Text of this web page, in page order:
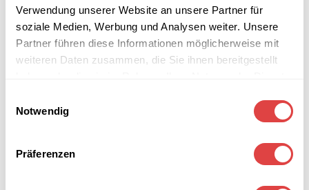
Verwendung unserer Website an unsere Partner für
soziale Medien, Werbung und Analysen weiter. Unsere
Partner führen diese Informationen möglicherweise mit
weiteren Daten zusammen, die Sie ihnen bereitgestellt
Notwendig
Präferenzen